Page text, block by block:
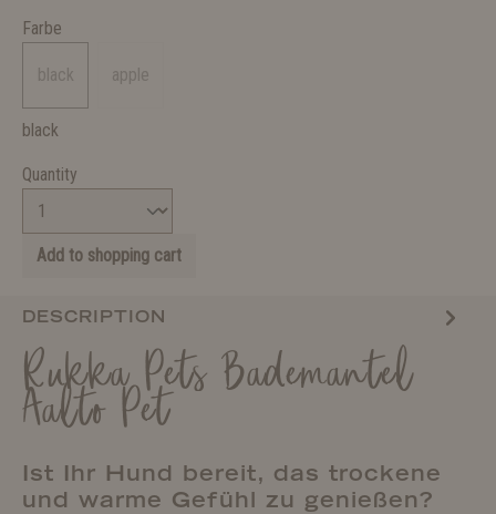
Farbe
black apple
black
Quantity
Add to shopping cart
DESCRIPTION
Rukka Pets Bademantel
Aalto Pet
Ist Ihr Hund bereit, das trockene
und warme Gefühl zu genießen?